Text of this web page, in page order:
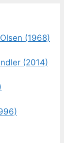
(1968)
(2014)